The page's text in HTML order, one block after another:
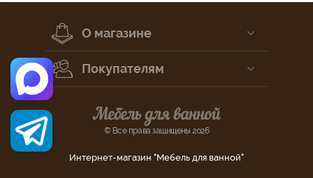
О магазине
Покупателям
© Все права защищены 2026
Интернет-магазин "Мебель для ванной"